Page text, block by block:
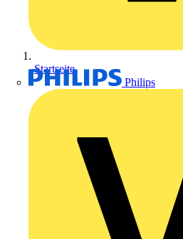
Philips
Startseite